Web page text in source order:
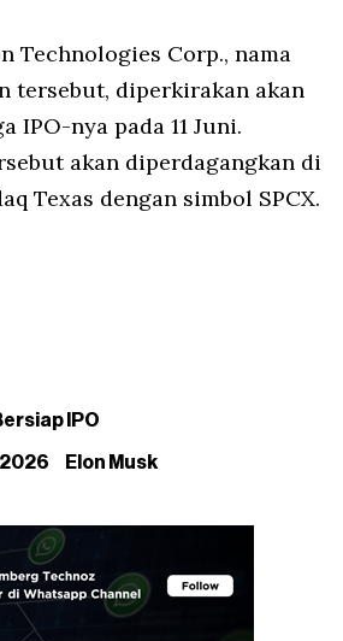
Technologies Corp., nama
tersebut, diperkirakan akan
IPO-nya pada 11 Juni.
akan diperdagangkan di
Texas dengan simbol SPCX.
IPO
2026 Elon Musk